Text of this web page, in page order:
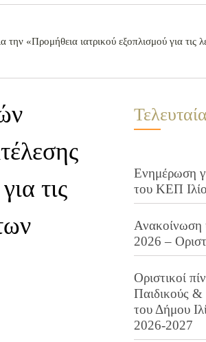
«Προμήθεια ιατρικού εξοπλισμού για τις
τις
Ενημέρωση
του ΚΕΠ
Ανακοίνωση
2026 –
Οριστικοί
Παιδικούς
του Δήμου
2026-2027